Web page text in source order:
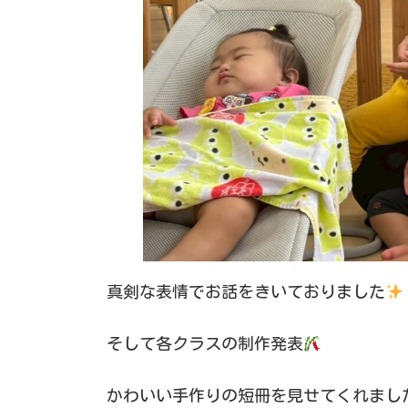
真剣な表情でお話をきいておりました
そして各クラスの制作発表
かわいい手作りの短冊を見せてくれまし